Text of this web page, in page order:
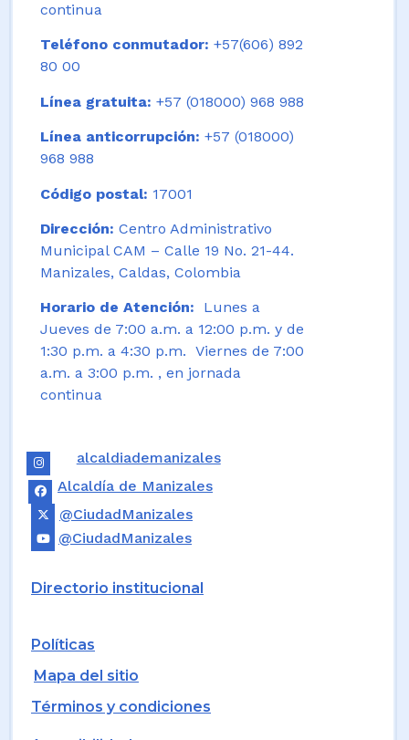
continua
Teléfono conmutador: +57(606) 892
80 00
Línea gratuita: +57 (018000) 968 988
Línea anticorrupción: +57 (018000)
968 988
Código postal: 17001
Dirección: Centro Administrativo
Municipal CAM – Calle 19 No. 21-44.
Manizales, Caldas, Colombia
Horario de Atención: Lunes a
Jueves de 7:00 a.m. a 12:00 p.m. y de
1:30 p.m. a 4:30 p.m. Viernes de 7:00
a.m. a 3:00 p.m. , en jornada
continua
alcaldiademanizales
Alcaldía de Manizales
@CiudadManizales
@CiudadManizales
Directorio institucional
Políticas
Mapa del sitio
Términos y condiciones